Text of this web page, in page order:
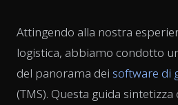
Attingendo alla nostra
logistica, abbiamo condotto
del panorama dei software di
(TMS). Questa guida sintetizza